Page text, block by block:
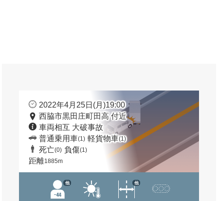
2022年4月25日(月)19:00
西脇市黒田庄町田高 付近
車両相互 大破事故
普通乗用車(1) 軽貨物車(1)
死亡(0) 負傷(1)
距離1885m
他 他